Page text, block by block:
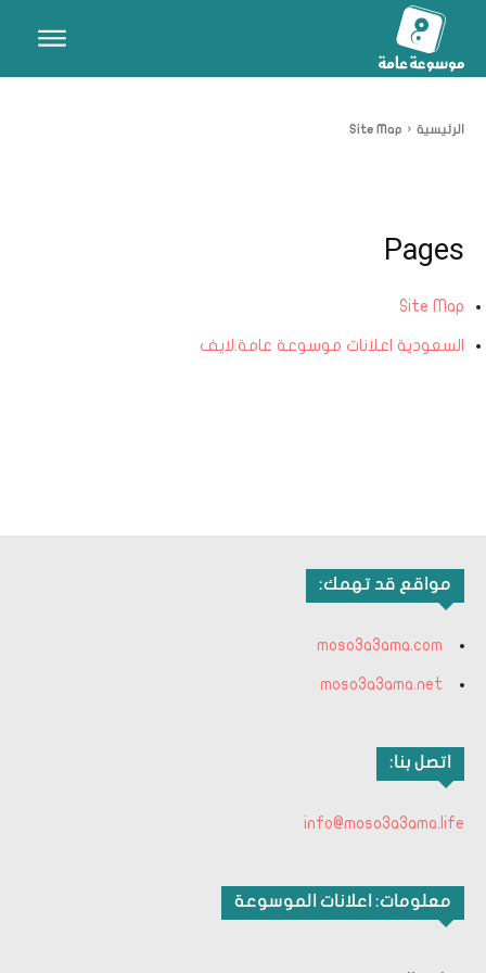
الرئيسية Site Map
Pages
Site Map
السعودية اعلانات موسوعة عامة.لايف
مواقع قد تهمك:
moso3a3ama.com
moso3a3ama.net
اتصل بنا:
info@moso3a3ama.life
معلومات: اعلانات الموسوعة